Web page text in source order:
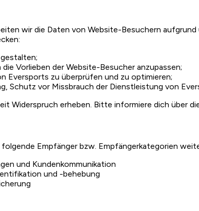
wir die Daten von Website-Besuchern
Vorlieben der Website-Besucher anzupassen;
Eversports zu überprüfen und zu optimieren;
Schutz vor Missbrauch der Dienstleistung von
Widerspruch erheben. Bitte informiere dich über
Empfänger bzw. Empfängerkategorien
und Kundenkommunikation
und -behebung